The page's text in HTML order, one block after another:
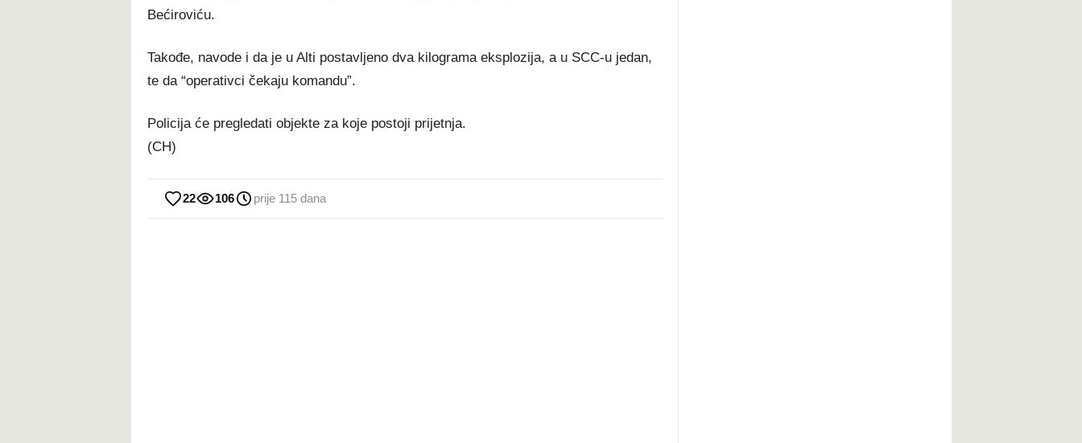
Bećiroviću.
Takođe, navode i da je u Alti postavljeno dva kilograma eksplozija, a u SCC-u jedan,
te da “operativci čekaju komandu”.
Policija će pregledati objekte za koje postoji prijetnja.
(CH)
22 106 prije 115 dana